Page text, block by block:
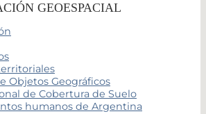
GEOESPACIAL
Objetos Geográficos
de Cobertura de Suelo
humanos de Argentina